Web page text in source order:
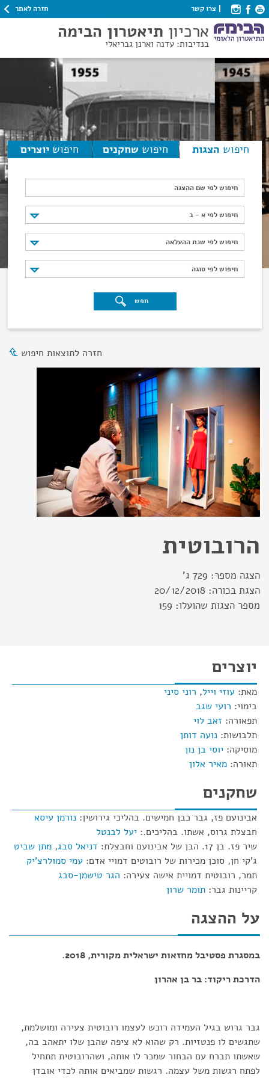
צרו קשר חזרה לאתר
ארכיון תיאטרון הבימה
בנדיבות: עדנה וארנן גבריאלי
חיפוש הצגות חיפוש שחקנים חיפוש יוצרים
חיפוש לפי שם ההצגה
חיפוש לפי א - ב
חיפוש לפי א - ב
חיפוש לפי שנת ההעלאה
חיפוש לפי שנת ההעלאה
חיפוש לפי סוגה
חיפוש לפי סוגה
חפש
חזרה לתוצאות חיפוש
הרובוטית
הצגה מספר: 729 ג'
הצגת בכורה: 20/12/2018
מספר הצגות שהועלו: 159
יוצרים
מאת: עוזי וייל, רוני סיני
בימוי: רועי שגב
תפאורה: זאב לוי
תלבושות: נועה דותן
מוסיקה: יוסי בן נון
תאורה: מאיר אלון
שחקנים
אבינועם פז, גבר כבן חמישים. בהליכי גירושין: נורמן עיסא
חבצלת גרוס, אשתו. בהליכים.: יעל לבנטל
שיר פז. בן 17. הבן של אבינועם וחבצלת:
דניאל סבג, מתן שביט
ג'קי חן, סוכן מכירות של רובוטים דמויי אדם: עמי סמולרצ'יק
תמר, רובוטית דמויית אישה צעירה: הגר טישמן-סבג
קריינות גבר: תומר שרון
על ההצגה
במסגרת פסטיבל מחזאות ישראלית מקורית, 2018.
הדרכת ריקוד: בר בן אהרון
גבר גרוש בגיל העמידה רוכש לעצמו רובוטית צעירה ומושלמת,
שתגשים לו פנטזיות. רק שהוא לא ציפה שהבן שלו יתאהב בה,
שאשתו תברח עם הבחור שמכר לו אותה, ושהרובוטית תתחיל
לפתח רגשות משל עצמה. רגשות שמביאים אותה לכדי אובדן